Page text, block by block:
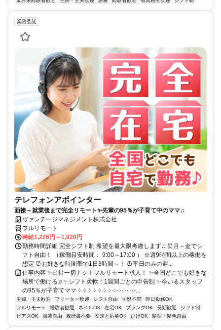
業務委託
テレフォンアポインター
面接～就業後まで完全リモート✨先輩の95％が子育て中のママ♫
ヴァンテージマネジメント株式会社
フルリモート
時給1,226円～1,920円
勤務時間詳細 完全シフト制 希望を最大限考慮します♫ ⏰月～金でシ
フト自由！ （稼働目安時間： 9:00～17:00 ） ※週9時間以上の稼働を
想定 ⏰お好きな時間帯で1日3時間～！ ⏰平日のみの週...
仕事内容 ✨出社一切ナシ！フルリモート求人！ ✨全国どこでも好きな
場所で働ける♫ ✨シフト柔軟！1週間ごとの申告制 ✨今いるスタッフ
の95％が子育てママ ༶ ༶ ༶ ༶ ༶ ༶ ༶ ༶ ༶ ༶ ༶ ༶...
主婦・主夫歓迎 フリーター歓迎 シフト自由 学歴不問
即日勤務OK
フルリモート
経験者歓迎 ネイルOK 在宅OK ブランクOK 長期歓迎
シフト制
ピアスOK
服装自由 履歴書不要 友達と応募OK ひげOK 髪型・髪色自由